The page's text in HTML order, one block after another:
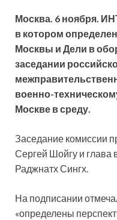
Москва. 6 ноября.
в котором
Москвы и Дели в
заседании
военно-
Москве в среду.
Заседание комиссии
Сергей Шойгу и глава
Раджнатх Сингх.
На подписании
«определены